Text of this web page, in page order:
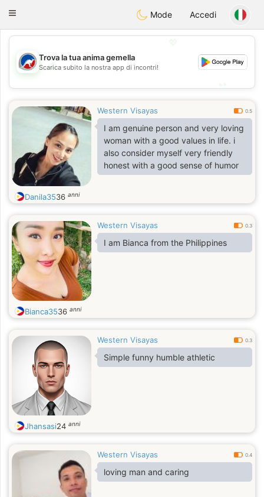
AustraliaChat
Toggle
Mode Accedi
💖
💕
Trova la tua anima gemella
Scarica subito la nostra app di incontri!
Western Visayas 0.5
I am genuine person and very loving
woman with a good values in life. i
also consider myself very friendly
honest with a good sense of humor
Danila3536 anni
Western Visayas 0.3
I am Bianca from the Philippines
Bianca3536 anni
Western Visayas 0.3
Simple funny humble athletic
Jhansasi24 anni
Western Visayas 0.4
loving man and caring